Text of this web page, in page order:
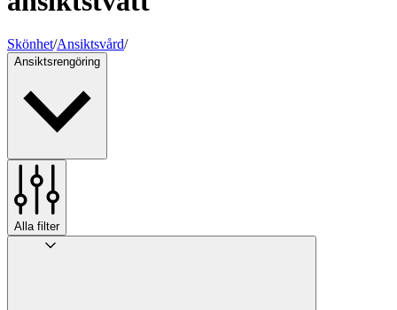
Skönhet/Ansiktsvård/
Ansiktsrengöring
Alla filter